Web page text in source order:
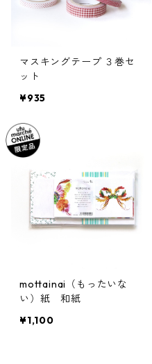
マスキングテープ ３巻セ
ット
¥935
mottainai（もったいな
い）紙 和紙
¥1,100